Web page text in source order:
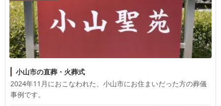
小山市の直葬・火葬式
2024年11月におこなわれた、 小山市にお住まいだった方の葬儀
事例です。